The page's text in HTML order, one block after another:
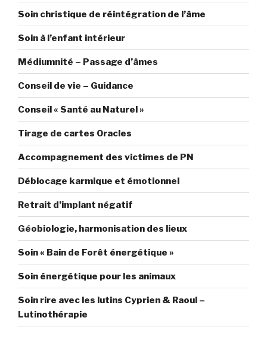
Soin christique de réintégration de l’âme
Soin à l’enfant intérieur
Médiumnité – Passage d’âmes
Conseil de vie – Guidance
Conseil « Santé au Naturel »
Tirage de cartes Oracles
Accompagnement des victimes de PN
Déblocage karmique et émotionnel
Retrait d’implant négatif
Géobiologie, harmonisation des lieux
Soin « Bain de Forêt énergétique »
Soin énergétique pour les animaux
Soin rire avec les lutins Cyprien & Raoul –
Lutinothérapie